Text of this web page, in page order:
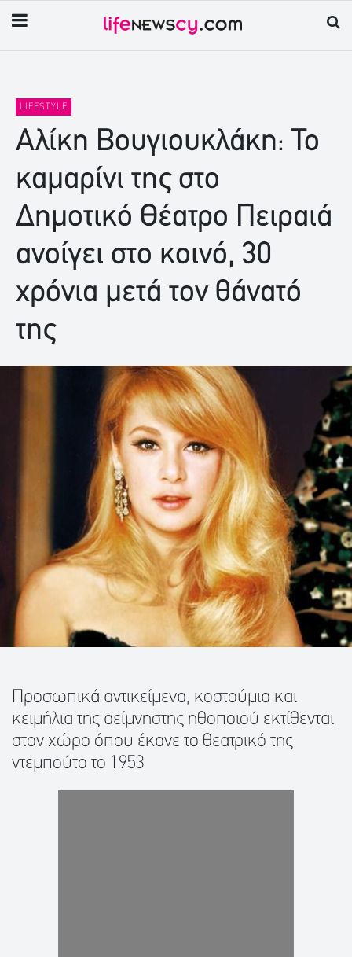
LIFESTYLE
Αλίκη Βουγιουκλάκη: Το
καμαρίνι της στο
Δημοτικό Θέατρο Πειραιά
ανοίγει στο κοινό, 30
χρόνια μετά τον θάνατό
της
Προσωπικά αντικείμενα, κοστούμια και
κειμήλια της αείμνηστης ηθοποιού εκτίθενται
στον χώρο όπου έκανε το θεατρικό της
ντεμπούτο το 1953